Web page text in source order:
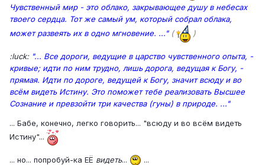
Чувственный мир - это облако, закрывающее душу в небесах
твоего сердца. Тот же самый ум, который собрал облака,
может развеять их в одно мгновение. ..." ( )
:luck: "... Все дороги, ведущие в царство чувственного опыта, -
кривые; идти по ним трудно, лишь дорога, ведущая к Богу, -
прямая. Идти по дороге, ведущей к Богу, значит всюду и во
всём видеть Истину. Это поможет тебе реализовать Высшее
Сознание и превзойти три качества (гуны) в природе. ..."
... Бабе, конечно, легко говорить... "всюду и во всём видеть
Истину"...
... но... попробуй-ка ЕЁ видеть... ...